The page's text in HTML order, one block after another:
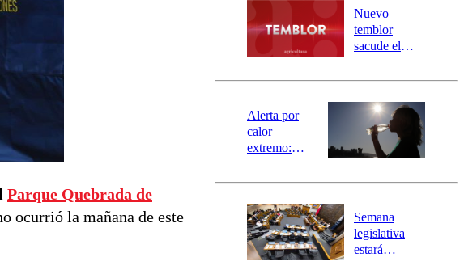
Parque Quebrada de
ocurrió la mañana de este
río Damas:
activa
mensajería
SAE
Nuevo
temblor
sacude el
revisa la
epicentro
Alerta por
calor
extremo:
activa Alerta
Preventiva en
tres comunas
Semana
legislativa
estará